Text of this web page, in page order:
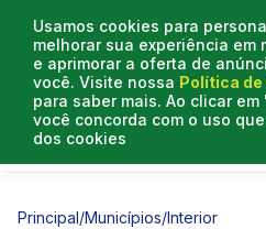
Usamos cookies para
melhorar sua experiência em
e aprimorar a oferta de
você. Visite nossa Política de
para saber mais. Ao clicar
você concorda com o uso
dos cookies
Entrevistas
Principal/Municípios/Interior